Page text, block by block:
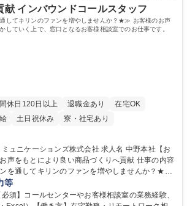
献 インバウンドコールスタッフ
してキリンのファンを増やしませんか？★≫ お客様のお声
していく上で、窓口となるお客様相談室でのお仕事です。
休日120日以上 退職金あり
在宅OK
土日祝休み 寮・社宅あり
ションズ株式会社 求人名 中野本社【お
もとにより良い商品づくりへ貢献 仕事の内容
を通してキリンのファンを増やしませんか？★≫
商品づくりに活かしていく上で、窓口となるお客
ープへのご
しています。お客様からの声に迅速かつ誠意をも
等
須】コールセンターやお客様相談室の業務経験、